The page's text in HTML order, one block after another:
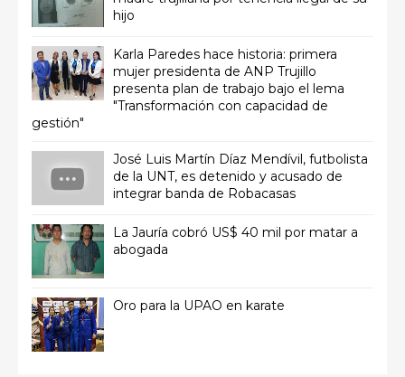
hijo
Karla Paredes hace historia: primera
mujer presidenta de ANP Trujillo
presenta plan de trabajo bajo el lema
"Transformación con capacidad de
gestión"
José Luis Martín Díaz Mendívil, futbolista
de la UNT, es detenido y acusado de
integrar banda de Robacasas
La Jauría cobró US$ 40 mil por matar a
abogada
Oro para la UPAO en karate